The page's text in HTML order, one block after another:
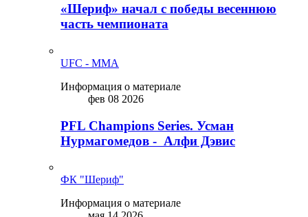
«Шериф» начал с победы весеннюю
часть чемпионата
UFC - MMA
Информация о материале
фев 08 2026
PFL Champions Series. Усман
Нурмагомедов - Алфи Дэвис
ФК "Шериф"
Информация о материале